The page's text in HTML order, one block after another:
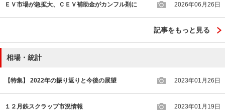
ＥＶ市場が急拡大、ＣＥＶ補助金がカンフル剤に 2026年06月26日
記事をもっと見る
相場・統計
【特集】 2022年の振り返りと今後の展望 2023年01月26日
１２月鉄スクラップ市況情報 2023年01月19日